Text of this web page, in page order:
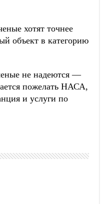
хотят точнее
объект в категорию
не надеются —
пожелать НАСА,
и услуги по